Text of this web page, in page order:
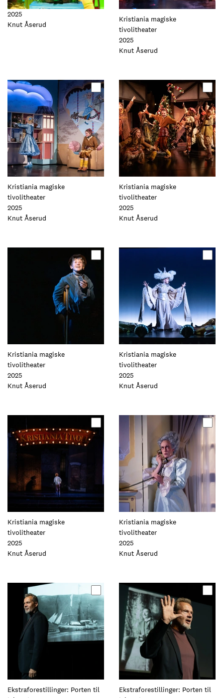
2025
Foto:
Knut Åserud
Kristiania magiske
tivolitheater
2025
Foto:
Knut Åserud
Oppdater
dette
elementet
Kristiania magiske
tivolitheater
2025
Foto:
Knut Åserud
Oppdater
dette
elementet
Kristiania magiske
tivolitheater
2025
Foto:
Knut Åserud
Kristiania magiske
tivolitheater
2025
Foto:
Knut Åserud
elementet
Kristiania magiske
tivolitheater
2025
Foto:
Knut Åserud
dette
elementet
Kristiania magiske
tivolitheater
2025
Foto:
Knut Åserud
Oppdater
dette
elementet
Kristiania magiske
tivolitheater
2025
Foto:
Knut Åserud
Oppdater
dette
elementet
Ekstraforestillinger: Porten til
Oppdater
dette
elementet
Ekstraforestillinger: Porten til